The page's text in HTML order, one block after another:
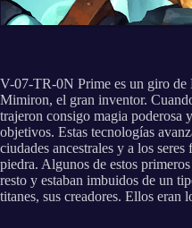
V-07-TR-0N Prime es un giro de
Mimiron, el gran inventor.
trajeron consigo magia poderosa
objetivos. Estas tecnologías
ciudades ancestrales y a los
piedra. Algunos de estos
resto y estaban imbuidos de un
titanes, sus creadores. Ellos eran